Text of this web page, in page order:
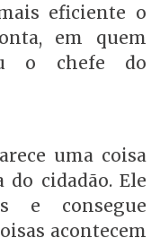
eficiente o
em quem
o chefe do
uma coisa
cidadão. Ele
e consegue
acontecem